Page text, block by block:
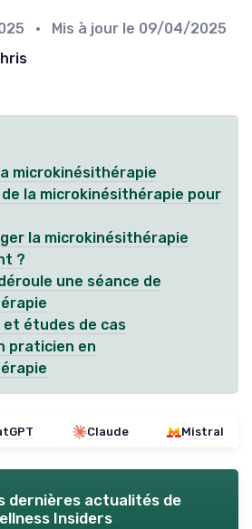
• Mis à jour le 09/04/2025
microkinésithérapie
la microkinésithérapie pour
la microkinésithérapie
?
une séance de
et études de cas
praticien en
Claude Mistral
dernières actualités de
Insiders